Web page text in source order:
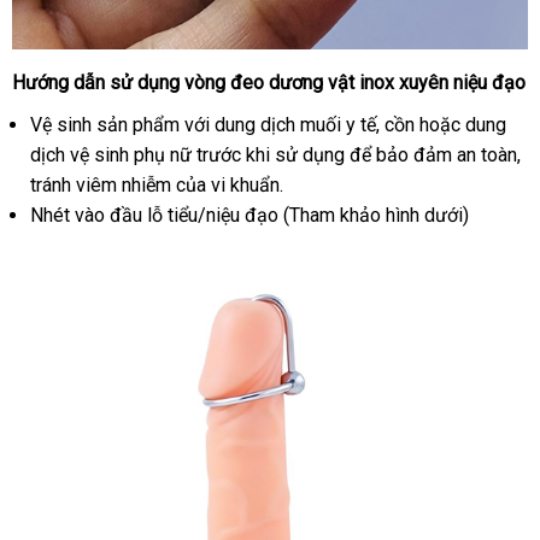
Vòng
đeo
dương
vật
inox
xuyên
Hướng dẫn sử dụng vòng đeo dương vật inox xuyên niệu đạo
Vệ sinh sản phẩm sản
xuất
với dung dịch muối y tếHàn
Quốc
, cồn nhập
khẩu
hoặc dung
dịch vệ sinh phụ nữ trước khi sử dụng phụ
để bảo đảm an toàn,
tránh viêm nhiễm tận
nơi
của vi khuẩn.
Nhét vào đầu lỗ tiểu/niệu đạo (Tham khảo hình dưới)